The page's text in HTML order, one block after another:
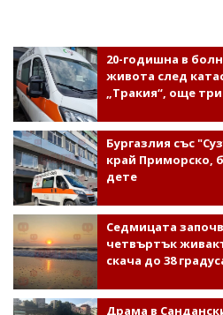
20-годишна в
живота след
„Тракия“, още
Бургазлия със
край Приморско,
дете
Седмицата
четвъртък
скача до 38
Драма в